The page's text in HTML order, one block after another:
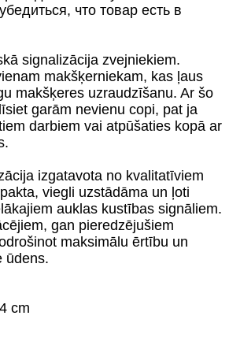
что товар есть в
signalizācija zvejniekiem.
makšķerniekam, kas ļaus
makšķeres uzraudzīšanu. Ar šo
garām nevienu copi, pat ja
darbiem vai atpūšaties kopā ar
izgatavota no kvalitatīviem
viegli uzstādāma un ļoti
auklas kustības signāliem.
gan pieredzējušiem
maksimālu ērtību un
ūdens.
cm